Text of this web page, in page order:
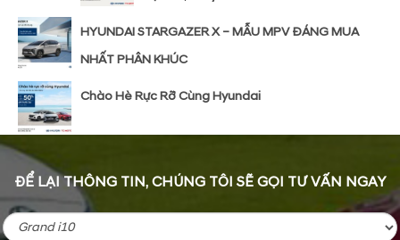
HYUNDAI STARGAZER X – MẪU MPV ĐÁNG MUA
NHẤT PHÂN KHÚC
Chào Hè Rực Rỡ Cùng Hyundai
ĐỂ LẠI THÔNG TIN, CHÚNG TÔI SẼ GỌI TƯ VẤN NGAY